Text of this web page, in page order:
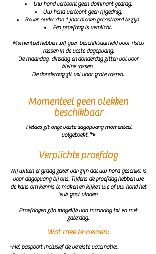
Uw hond vertoont geen dominant gedrag.
Uw hond vertoont geen rijgedrag.
Reuen ouder dan 1 jaar dienen gecastreerd te zijn.
Een proefdag is verplicht.
Momenteel hebben wij geen beschikbaarheid voor risico
rassen in de vaste dagopvang.
De maandag, dinsdag en donderdag zitten vol voor
kleine rassen.
De donderdag zit vol voor grote rassen.
Momenteel geen plekken
beschikbaar
Helaas zit onze vaste dagopvang momenteel
volgeboekt. 🐾
Verplichte proefdag
Wij willen er graag zeker van zijn dat uw hond geschikt is
voor dagopvang bij ons. Tijdens de proefdag hebben we
de kans om kennis te maken en kijken we of uw hond het
leuk gaat vinden.
Proefdagen zijn mogelijk van maandag tot en met
zaterdag.
Wat mee te nemen:
-Het paspoort inclusief de vereiste vaccinaties.